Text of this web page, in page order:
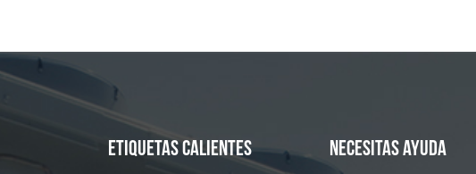
ETIQUETAS CALIENTES NECESITAS AYUDA